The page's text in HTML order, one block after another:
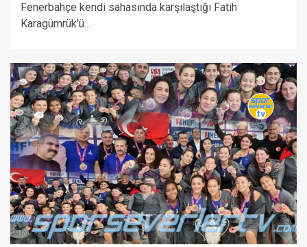
Fenerbahçe kendi sahasında karşılaştığı Fatih
Karagümrük’ü...